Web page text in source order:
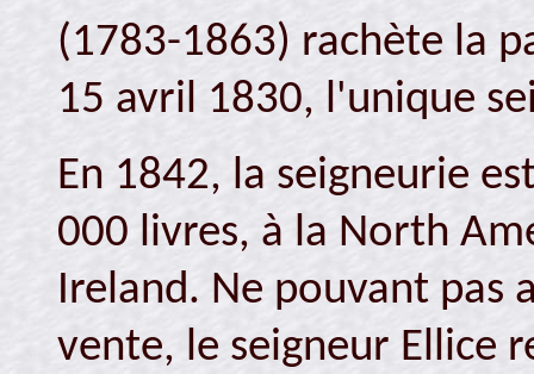
(1783-1863) rachète la
15 avril 1830, l'unique
En 1842, la seigneurie
000 livres, à la North
Ireland. Ne pouvant
vente, le seigneur Ellice